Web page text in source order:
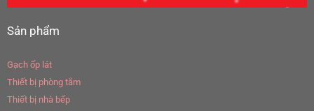
Sản phẩm
Gạch ốp lát
Thiết bị phòng tắm
Thiết bị nhà bếp